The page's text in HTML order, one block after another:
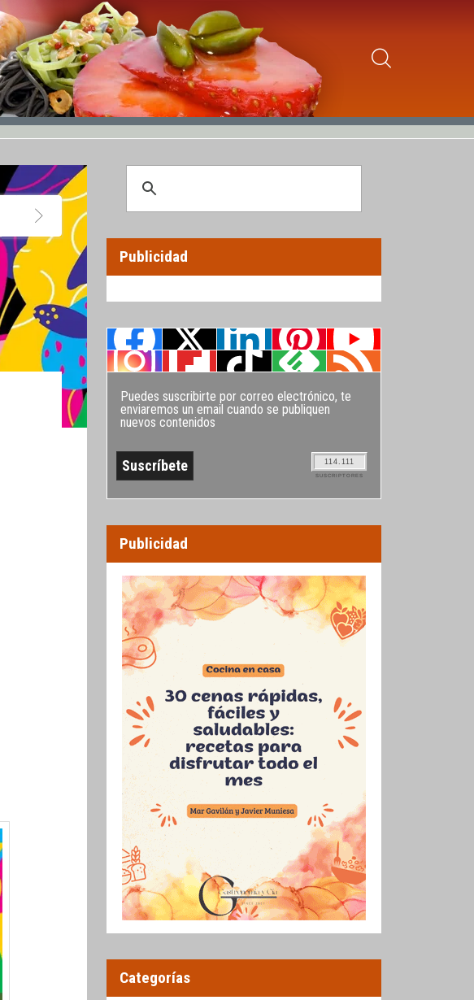
Publicidad
Puedes suscribirte por correo electrónico, te
enviaremos un email cuando se publiquen
nuevos contenidos
114.111
SUSCRIPTORES
Publicidad
Categorías